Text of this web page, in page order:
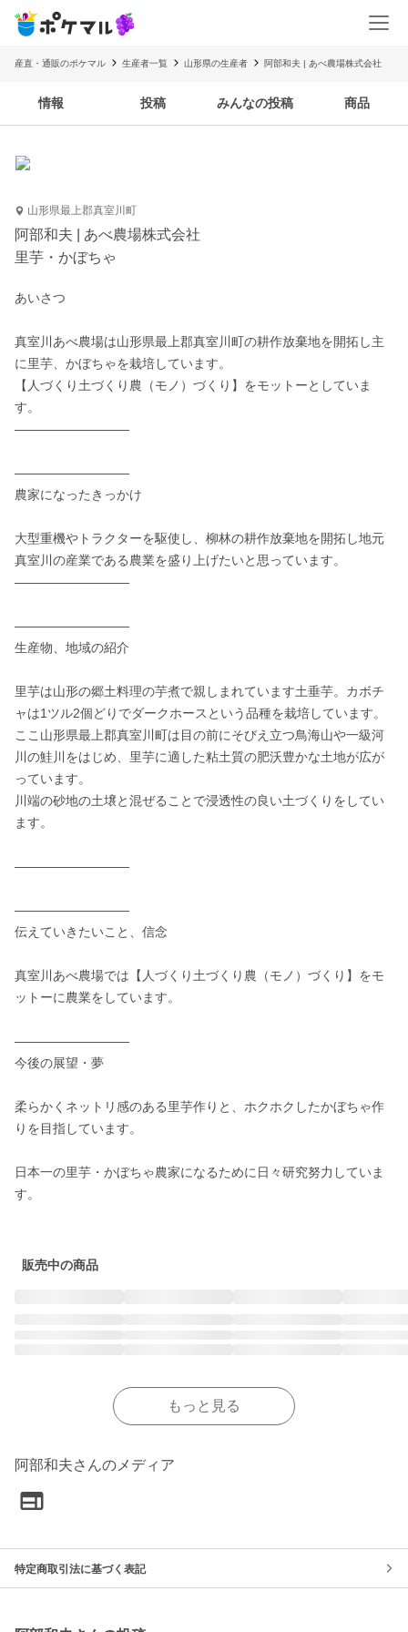
産直・通販のポケマル 生産者一覧 山形県の生産者 阿部和夫 | あべ農場株式会社
情報 投稿 みんなの投稿 商品
山形県最上郡真室川町
阿部和夫 | あべ農場株式会社
里芋・かぼちゃ
あいさつ
真室川あべ農場は山形県最上郡真室川町の耕作放棄地を開拓し主
に里芋、かぼちゃを栽培しています。
【人づくり土づくり農（モノ）づくり】をモットーとしていま
す。
―――――――――
―――――――――
農家になったきっかけ
大型重機やトラクターを駆使し、柳林の耕作放棄地を開拓し地元
真室川の産業である農業を盛り上げたいと思っています。
―――――――――
―――――――――
生産物、地域の紹介
里芋は山形の郷土料理の芋煮で親しまれています土垂芋。カボチ
ャは1ツル2個どりでダークホースという品種を栽培しています。
ここ山形県最上郡真室川町は目の前にそびえ立つ鳥海山や一級河
川の鮭川をはじめ、里芋に適した粘土質の肥沃豊かな土地が広が
っています。
川端の砂地の土壌と混ぜることで浸透性の良い土づくりをしてい
ます。
―――――――――
―――――――――
伝えていきたいこと、信念
真室川あべ農場では【人づくり土づくり農（モノ）づくり】をモ
ットーに農業をしています。
―――――――――
今後の展望・夢
柔らかくネットリ感のある里芋作りと、ホクホクしたかぼちゃ作
りを目指しています。
日本一の里芋・かぼちゃ農家になるために日々研究努力していま
す。
販売中の商品
もっと見る
阿部和夫さんのメディア
特定商取引法に基づく表記